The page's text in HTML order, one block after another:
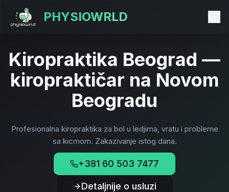
PHYSIOWRLD
Kiropraktika Beograd —
kiropraktičar na Novom
Beogradu
Profesionalna kiropraktika za bol u ledjima, vratu i probleme
sa kicmom. Zakazivanje istog dana.
+381 60 503 7477
Detaljnije o usluzi